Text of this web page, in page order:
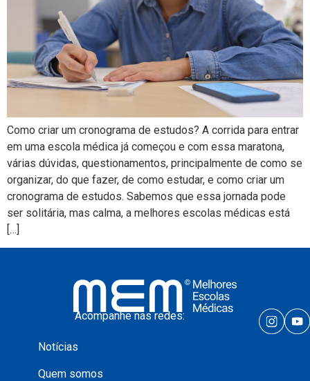
Como criar um cronograma de estudos? A corrida para entrar
em uma escola médica já começou e com essa maratona,
várias dúvidas, questionamentos, principalmente de como se
organizar, do que fazer, de como estudar, e como criar um
cronograma de estudos. Sabemos que essa jornada pode
ser solitária, mas calma, a melhores escolas médicas está
[…]
Acompanhe nas redes:
Notícias
Quem somos